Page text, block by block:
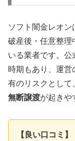
ソフト闇金レオ
破産後・任意整理
いる業者です。公
時期もあり、運
有のリスクとして
無断譲渡が起きや
【良い口コミ